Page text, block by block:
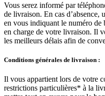
Vous serez informé par
de livraison. En cas d’absence,
en vous indiquant le numéro de
en charge de votre livraison. Il
les meilleurs délais afin de
Conditions générales de livraison :
Il vous appartient lors de votre
restrictions particulières* à la